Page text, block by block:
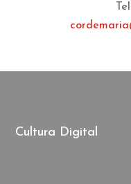
Cultura Digital